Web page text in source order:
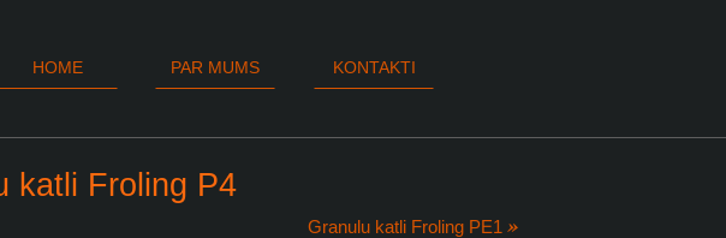
HOME PAR MUMS KONTAKTI
katli Froling P4
Granulu katli Froling PE1